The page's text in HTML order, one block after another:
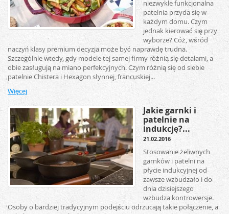
niezwykle funkcjonalna
patelnia przyda się w
każdym domu. Czym
jednak kierować się przy
wyborze? Cóż, wśród
naczyń klasy premium decyzja może być naprawdę trudna.
Szczególnie wtedy, gdy modele tej samej firmy różnią się detalami, a
obie zasługują na miano perfekcyjnych. Czym różnią się od siebie
patelnie Chistera i Hexagon słynnej, francuskiej...
Więcej
Jakie garnki i
patelnie na
indukcję?...
21.02.2016
Stosowanie żeliwnych
garnków i patelni na
płycie indukcyjnej od
zawsze wzbudzało i do
dnia dzisiejszego
wzbudza kontrowersje.
Osoby o bardziej tradycyjnym podejściu odrzucają takie połączenie, a